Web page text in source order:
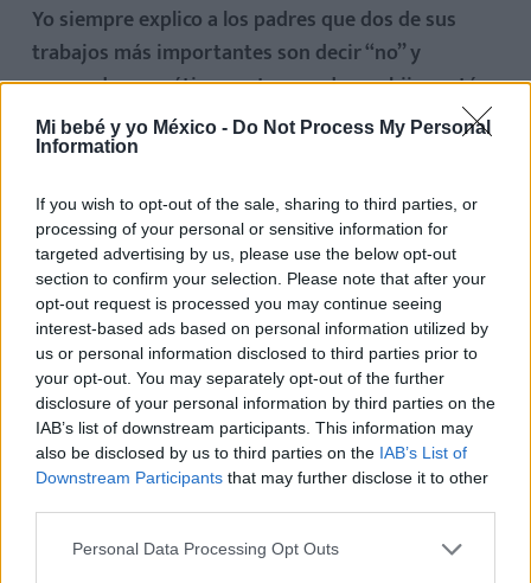
Mi bebé y yo México - Do Not Process My Personal
Information
If you wish to opt-out of the sale, sharing to third parties, or
processing of your personal or sensitive information for
targeted advertising by us, please use the below opt-out
section to confirm your selection. Please note that after your
opt-out request is processed you may continue seeing
interest-based ads based on personal information utilized by
us or personal information disclosed to third parties prior to
your opt-out. You may separately opt-out of the further
disclosure of your personal information by third parties on the
IAB’s list of downstream participants. This information may
also be disclosed by us to third parties on the IAB’s List of
Downstream Participants that may further disclose it to other
Personal Data Processing Opt Outs
Yo siempre explico a los padres que dos de sus
trabajos más importantes son decir “no” y
responder empáticamente cuando sus hijos están
contentos, tristes, frustrados, etc.Si tú le dices a tu
hijo que no (por ejemplo, que no puede beber de la
enchufe), estás haciendo tu primer trabajo; y si tu
bebé se enfada y le dices “ya sé quequerías mucho
beber de la botella, pero eso no lo puedes hacer”,
estás haciendo tu segundo trabajo, que es ser
empático.
Aquí se acaba nuestro trabajo ypasamos al trabajo
del niño, que es experimentar las emociones.En
este caso, el pequeño experimentará la frustración,
que es la emoción normal cuando no podemos hacer
algo que deseamos, pero esa experiencia de